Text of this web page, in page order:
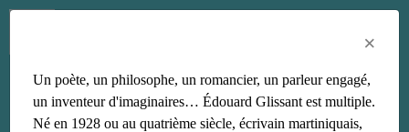
afrique
×
Un poète, un philosophe, un romancier, un parleur engagé,
un inventeur d'imaginaires… Édouard Glissant est multiple.
Né en 1928 ou au quatrième siècle, écrivain martiniquais,